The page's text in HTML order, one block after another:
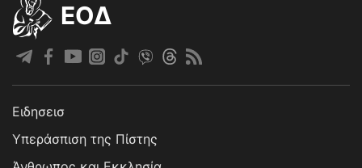
EOΔ
Ειδησεισ
Υπεράσπιση της Πίστης